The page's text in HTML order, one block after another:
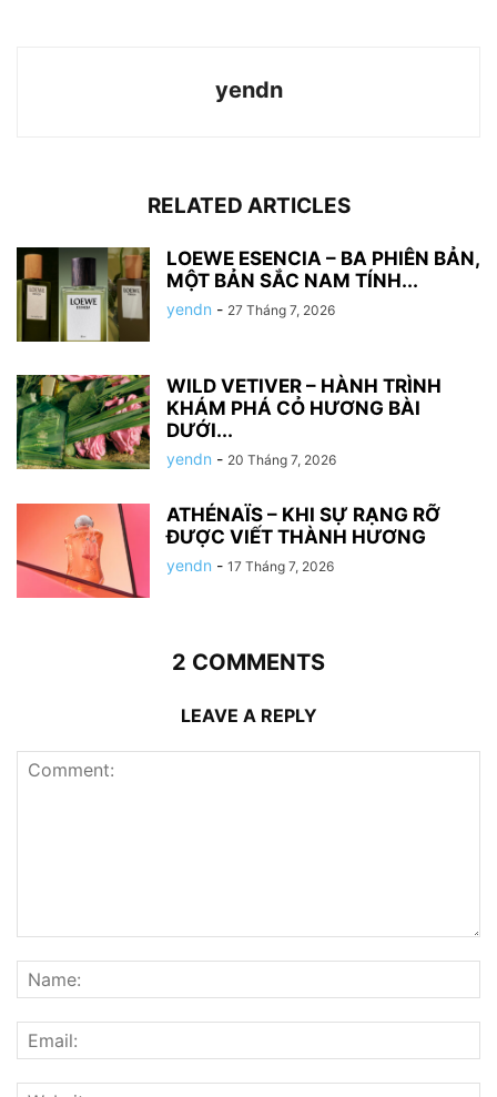
yendn
RELATED ARTICLES
LOEWE ESENCIA – BA PHIÊN BẢN,
MỘT BẢN SẮC NAM TÍNH...
yendn - 27 Tháng 7, 2026
WILD VETIVER – HÀNH TRÌNH
KHÁM PHÁ CỎ HƯƠNG BÀI
DƯỚI...
yendn - 20 Tháng 7, 2026
ATHÉNAÏS – KHI SỰ RẠNG RỠ
ĐƯỢC VIẾT THÀNH HƯƠNG
yendn - 17 Tháng 7, 2026
2 COMMENTS
LEAVE A REPLY